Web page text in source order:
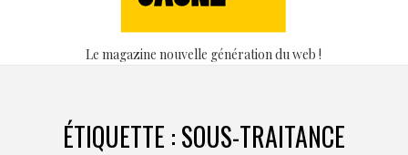
Le magazine nouvelle génération du web !
ÉTIQUETTE :SOUS-TRAITANCE